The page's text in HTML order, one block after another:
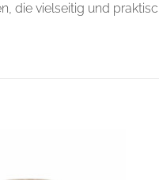
die vielseitig und